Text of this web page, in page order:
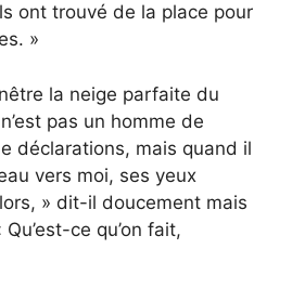
ont trouvé de la place pour
»
la neige parfaite du
pas un homme de
déclarations, mais quand il
vers moi, ses yeux
» dit-il doucement mais
ce qu’on fait,